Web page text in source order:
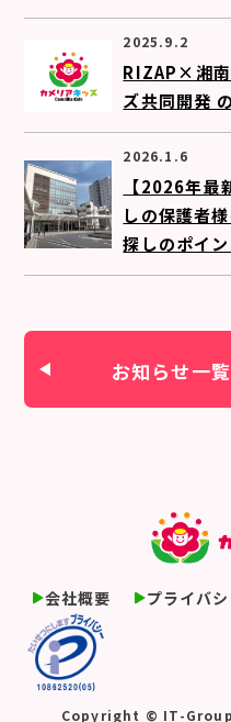
2025.9.2
RIZAP×湘
ズ共同開発
2026.1.6
【2026年最
しの保護者
探しのポイン
お知らせ一
会社概要 プライバ
Copyright © IT-